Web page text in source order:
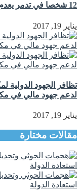
12 شخصا في تدمر يعدم من قبل داعش
يناير 19, 2017
تظافر الجهود الدولية
لدعم جهود مالي في
يناير 19, 2017
مقالات مختارة